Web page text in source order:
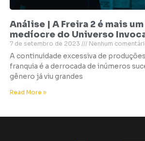
Análise | A Freira 2 é mais
medíocre do Universo
7 de setembro de 2023 Nenhum
A continuidade excessiva de
franquia é a derrocada de inúmeros
gênero já viu grandes
Read More »